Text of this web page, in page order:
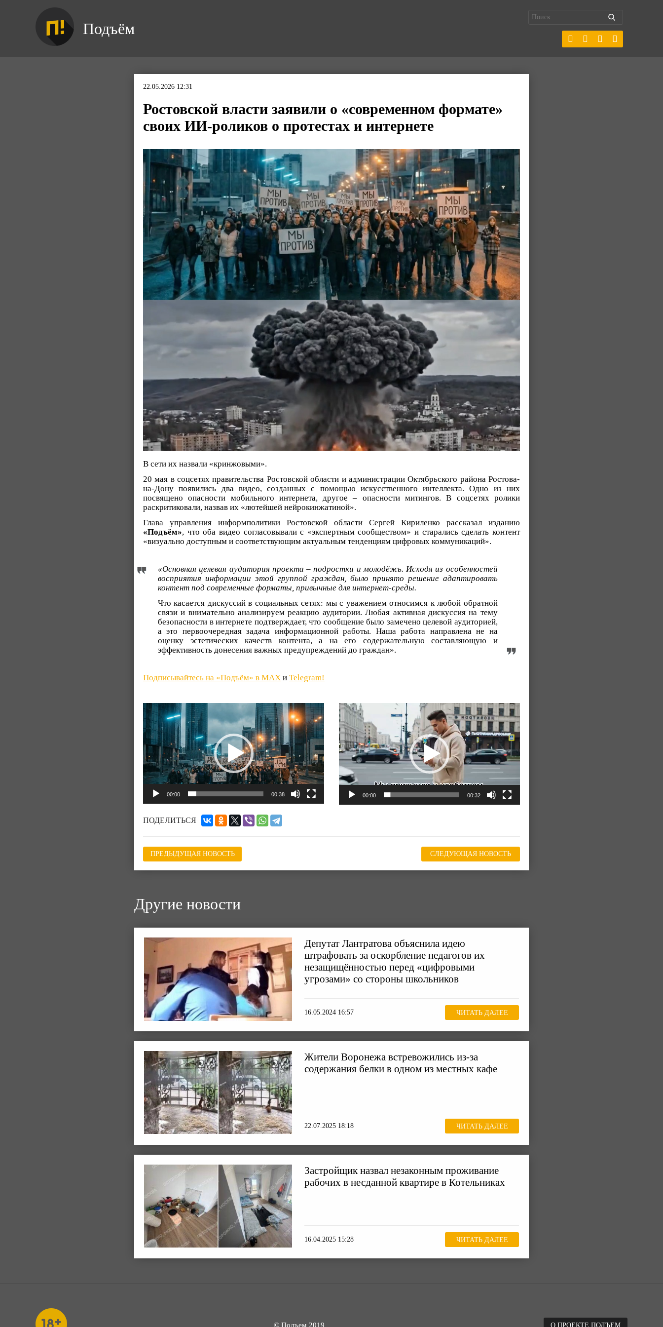
Подъём
22.05.2026 12:31
Ростовской власти заявили о «современном формате»
своих ИИ-роликов о протестах и интернете
В сети их назвали «кринжовыми».
20 мая в соцсетях правительства Ростовской области и администрации Октябрьского района Ростова-
на-Дону появились два видео, созданных с помощью искусственного интеллекта. Одно из них
посвящено опасности мобильного интернета, другое – опасности митингов. В соцсетях ролики
раскритиковали, назвав их «лютейшей нейрокинжатиной».
Глава управления информполитики Ростовской области Сергей Кириленко рассказал изданию
«Подъём», что оба видео согласовывали с «экспертным сообществом» и старались сделать контент
«визуально доступным и соответствующим актуальным тенденциям цифровых коммуникаций».
«Основная целевая аудитория проекта – подростки и молодёжь. Исходя из особенностей
восприятия информации этой группой граждан, было принято решение адаптировать
контент под современные форматы, привычные для интернет-среды.
Что касается дискуссий в социальных сетях: мы с уважением относимся к любой обратной
связи и внимательно анализируем реакцию аудитории. Любая активная дискуссия на тему
безопасности в интернете подтверждает, что сообщение было замечено целевой аудиторией,
а это первоочередная задача информационной работы. Наша работа направлена не на
оценку эстетических качеств контента, а на его содержательную составляющую и
эффективность донесения важных предупреждений до граждан».
Подписывайтесь на «Подъём» в MAX и Telegram!
Видеоплеер
00:00 00:38
Видеоплеер
00:00 00:32
ПОДЕЛИТЬСЯ
ПРЕДЫДУЩАЯ НОВОСТЬ СЛЕДУЮЩАЯ НОВОСТЬ
Другие новости
Депутат Лантратова объяснила идею
штрафовать за оскорбление педагогов их
незащищённостью перед «цифровыми
угрозами» со стороны школьников
16.05.2024 16:57 ЧИТАТЬ ДАЛЕЕ
Жители Воронежа встревожились из-за
содержания белки в одном из местных кафе
22.07.2025 18:18 ЧИТАТЬ ДАЛЕЕ
Застройщик назвал незаконным проживание
рабочих в несданной квартире в Котельниках
16.04.2025 15:28 ЧИТАТЬ ДАЛЕЕ
© Подъем 2019 О ПРОЕКТЕ ПОДЪЕМ